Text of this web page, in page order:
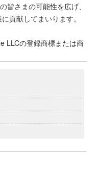
皆さまの可能性を広げ、
貢献してまいります。
LLCの登録商標または商